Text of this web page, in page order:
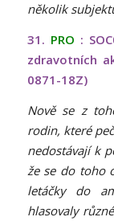
několik
31. PRO :
zdravotních
0871-18Z)
Nově se z
rodin, které
nedostávají k
že se do toho
letáčky do
hlasovaly